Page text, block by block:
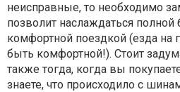
неисправные, то необходимо
позволит наслаждаться полной
комфортной поездкой (езда на
быть комфортной!). Стоит
также тогда, когда вы
знаете, что происходило с